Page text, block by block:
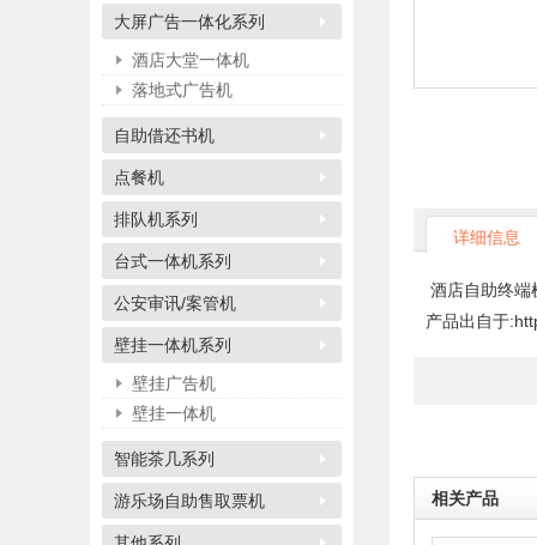
大屏广告一体化系列
酒店大堂一体机
落地式广告机
自助借还书机
点餐机
排队机系列
台式一体机系列
公安审讯/案管机
壁挂一体机系列
壁挂广告机
壁挂一体机
智能茶几系列
游乐场自助售取票机
详细信息
酒店自助终端
产品出自于
相关产品